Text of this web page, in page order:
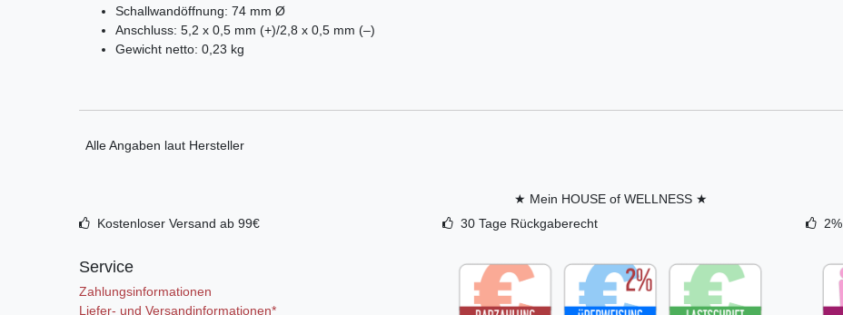
Schallwandöffnung: 74 mm Ø
Anschluss: 5,2 x 0,5 mm (+)/2,8 x 0,5 mm (–)
Gewicht netto: 0,23 kg
Alle Angaben laut Hersteller
★ Mein HOUSE of WELLNESS ★
Kostenloser Versand ab 99€
30 Tage Rückgaberecht
Service
Zahlungsinformationen
Liefer- und Versandinformationen*